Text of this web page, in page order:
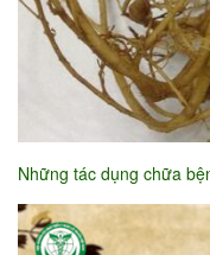
Những tác dụng chữa